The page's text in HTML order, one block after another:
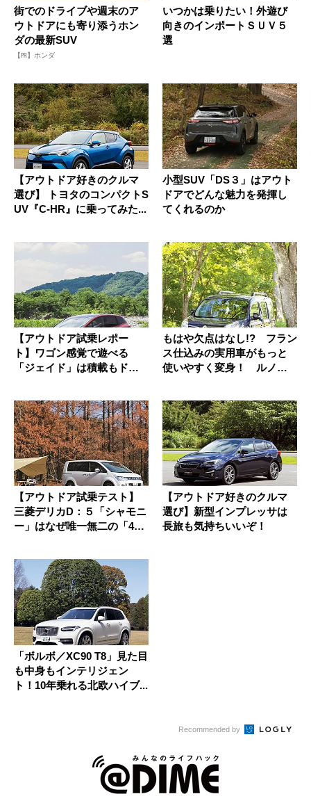
街でのドライブや週末のア
ウトドアにも寄り添うホン
ダの最新SUV
【PR】ホンダ
いつかは乗りたい！外遊び
向きのインポートＳＵＶ５
選
【アウトドア好きのクルマ
選び】 トヨタのコンパクトS
UV『C-HR』に乗ってみた...
小型SUV「DS３」はアウト
ドアでどんな魅力を発揮し
てくれるのか
【アウトドア試乗レポー
ト】ワゴン感覚で遊べる
「ジェイド」は積載もドラ
もはや欠点はなし!? フラン
ス仕込みの実用車がもっと
使いやすく変身！ ルノー
【アウトドア試乗テスト】
三菱デリカD：５「シャモニ
ー」はなぜ唯一無二の「4W
【アウトドア好きのクルマ
選び】新型インプレッサは
長旅も気持ちいいぞ！
「ボルボ／XC90 T8」見た目
も中身もインテリジェン
ト！10年乗れる北欧ハイブ...
Recommended by